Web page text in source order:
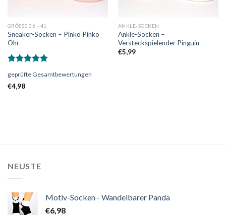
GRÖSSE 36 - 41
Sneaker-Socken – Pinko Pinko
Ohr
mit5.00
von 5
geprüfte Gesamtbewertungen
€4,98
ANKLE-SOCKEN
Ankle-Socken –
Versteckspielender Pinguin
€5,99
NEUSTE
Motiv-Socken - Wandelbarer Panda
€6,98